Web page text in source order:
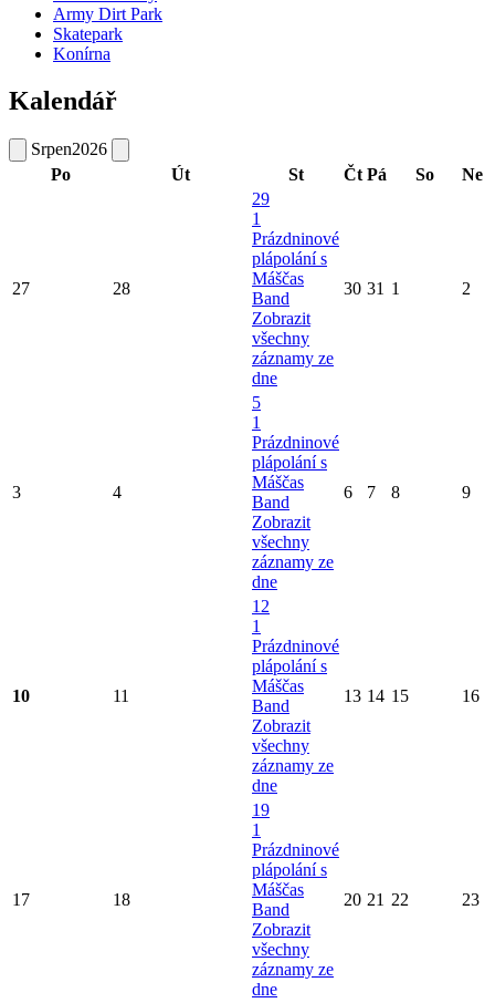
Army Dirt Park
Skatepark
Konírna
Kalendář
Srpen2026
Po
Út St Čt Pá So Ne
27 28
29
1
Prázdninové
plápolání s
Máščas
Band
Zobrazit
všechny
záznamy ze
dne
30 31 1 2
3 4
5
1
Prázdninové
plápolání s
Máščas
Band
Zobrazit
všechny
záznamy ze
dne
6 7 8 9
10 11
12
1
Prázdninové
plápolání s
Máščas
Band
Zobrazit
všechny
záznamy ze
dne
13 14 15 16
17 18
19
1
Prázdninové
plápolání s
Máščas
Band
Zobrazit
všechny
záznamy ze
dne
20 21 22 23